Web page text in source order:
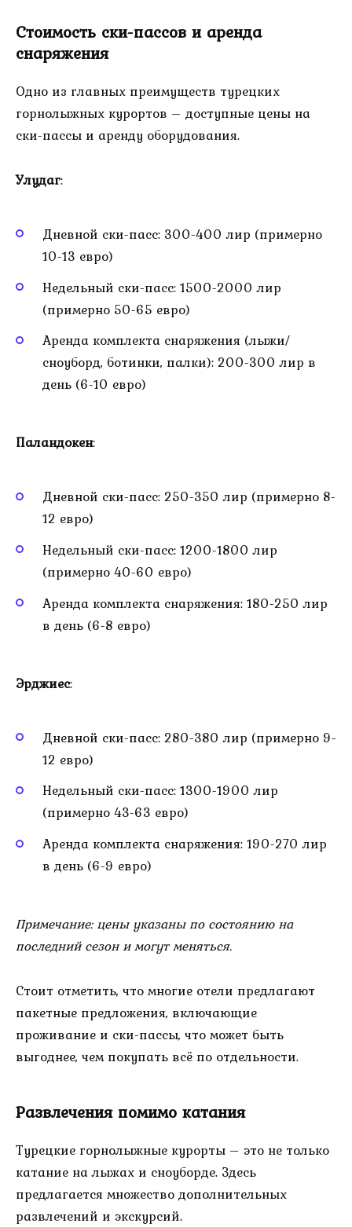
Стоимость ски-пассов и аренда
снаряжения
Одно из главных преимуществ турецких
горнолыжных курортов – доступные цены на
ски-пассы и аренду оборудования.
Улудаг:
Дневной ски-пасс: 300-400 лир (примерно
10-13 евро)
Недельный ски-пасс: 1500-2000 лир
(примерно 50-65 евро)
Аренда комплекта снаряжения (лыжи/
сноуборд, ботинки, палки): 200-300 лир в
день (6-10 евро)
Паландокен:
Дневной ски-пасс: 250-350 лир (примерно 8-
12 евро)
Недельный ски-пасс: 1200-1800 лир
(примерно 40-60 евро)
Аренда комплекта снаряжения: 180-250 лир
в день (6-8 евро)
Эрджиес:
Дневной ски-пасс: 280-380 лир (примерно 9-
12 евро)
Недельный ски-пасс: 1300-1900 лир
(примерно 43-63 евро)
Аренда комплекта снаряжения: 190-270 лир
в день (6-9 евро)
Примечание: цены указаны по состоянию на
последний сезон и могут меняться.
Стоит отметить, что многие отели предлагают
пакетные предложения, включающие
проживание и ски-пассы, что может быть
выгоднее, чем покупать всё по отдельности.
Развлечения помимо катания
Турецкие горнолыжные курорты – это не только
катание на лыжах и сноуборде. Здесь
предлагается множество дополнительных
развлечений и экскурсий.